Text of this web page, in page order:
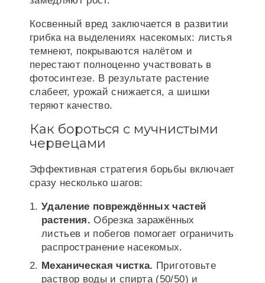
Косвенный вред заключается в развитии
грибка на выделениях насекомых: листья
темнеют, покрываются налётом и
перестают полноценно участвовать в
фотосинтезе. В результате растение
слабеет, урожай снижается, а шишки
теряют качество.
Как бороться с мучнистыми
червецами
Эффективная стратегия борьбы включает
сразу несколько шагов:
Удаление повреждённых частей
растения. Обрезка заражённых
листьев и побегов помогает ограничить
распространение насекомых.
Механическая чистка. Приготовьте
раствор воды и спирта (50/50) и